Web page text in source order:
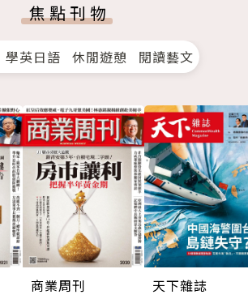
焦點刊物
學英日語 休閒遊憩 閱讀藝文
商業周刊
天下雜誌